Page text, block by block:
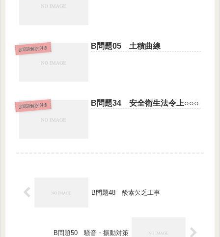
B問題解説付き B問題05 土積曲線
B問題解説付き B問題34 安全衛生法令上○○○
B問題48 酸素欠乏工事
B問題50 騒音・振動対策